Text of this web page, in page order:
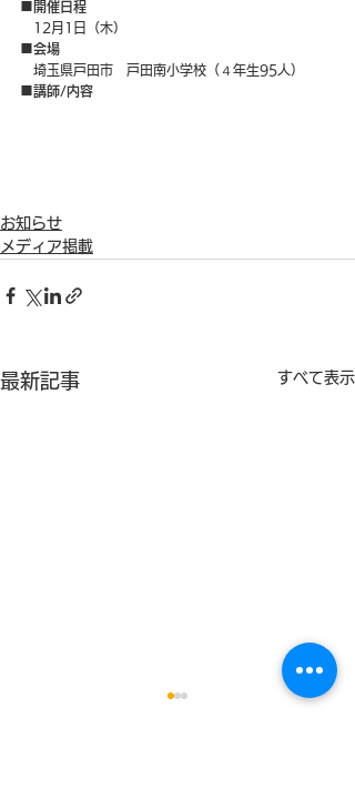
■開催日程
12月1日（木）
■会場
埼玉県戸田市　戸田南小学校（４年生95人）
■講師/内容
お知らせ
メディア掲載
最新記事 すべて表示